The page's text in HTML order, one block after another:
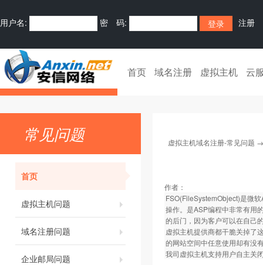
用户名: 密 码: 注册
首页 域名注册 虚拟主机 云
常见问题
首页
虚拟主机问题
域名注册问题
企业邮局问题
虚拟主机域名注册-常见问题
作者：
FSO(FileSystemObject)是微
操作。是ASP编程中非常有用
的后门，因为客户可以在自己
虚拟主机提供商都干脆关掉了
的网站空间中任意使用却有没
我司虚拟主机支持用户自主关